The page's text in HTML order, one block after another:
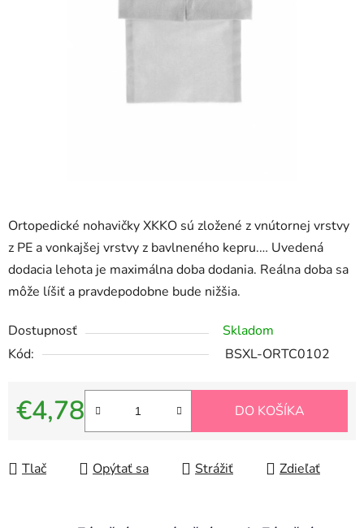
Ortopedické nohavičky XKKO sú zložené z vnútornej vrstvy
z PE a vonkajšej vrstvy z bavlneného kepru.… Uvedená
dodacia lehota je maximálna doba dodania. Reálna doba sa
môže líšiť a pravdepodobne bude nižšia.
Dostupnosť
Skladom
Kód:
BSXL-ORTC0102
€4,78
Jednotková cena:
DO KOŠÍKA
Tlač Opýtať sa Strážiť Zdieľať